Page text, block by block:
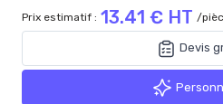
13.41 € HT /
Devis gratuit
Prix estimatif : 13.41 € HT /
Devis
Mention Légales|CGV|